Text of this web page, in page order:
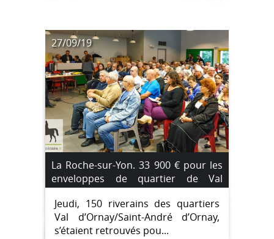
27/09/19
La Roche-sur-Yon. 33 900 € pour les
enveloppes de quartier de Val
d’Ornay/Saint-André d’Ornay.
Jeudi, 150 riverains des quartiers
Val d’Ornay/Saint-André d’Ornay,
s’étaient retrouvés pou...